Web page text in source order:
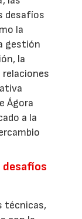
desafíos
la
gestión
la
Ágora
a la
desafíos
técnicas,